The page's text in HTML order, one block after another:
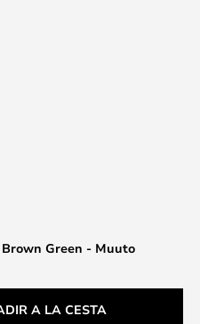
Green - Muuto
A LA CESTA